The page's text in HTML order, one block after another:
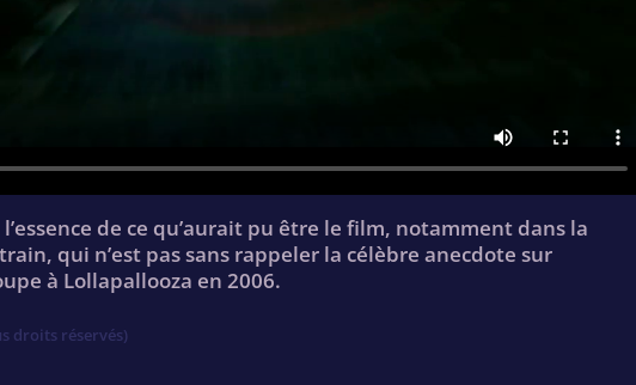
de ce qu’aurait pu être le film, notamment dans la
qui n’est pas sans rappeler la célèbre anecdote sur
à Lollapallooza en 2006.
droits réservés)